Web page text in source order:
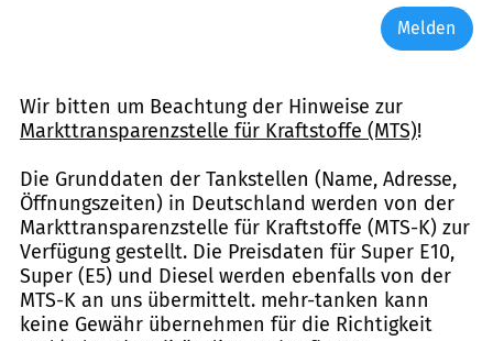
Melden
Wir bitten um Beachtung der Hinweise zur
Markttransparenzstelle für Kraftstoffe (MTS)!
Die Grunddaten der Tankstellen (Name, Adresse,
Öffnungszeiten) in Deutschland werden von der
Markttransparenzstelle für Kraftstoffe (MTS-K) zur
Verfügung gestellt. Die Preisdaten für Super E10,
Super (E5) und Diesel werden ebenfalls von der
MTS-K an uns übermittelt. mehr-tanken kann
keine Gewähr übernehmen für die Richtigkeit